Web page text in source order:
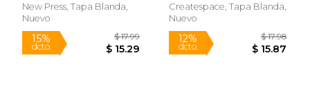
Rápido
New Press, Tapa Blanda,
Nuevo
Createspace, Tapa Blanda,
Nuevo